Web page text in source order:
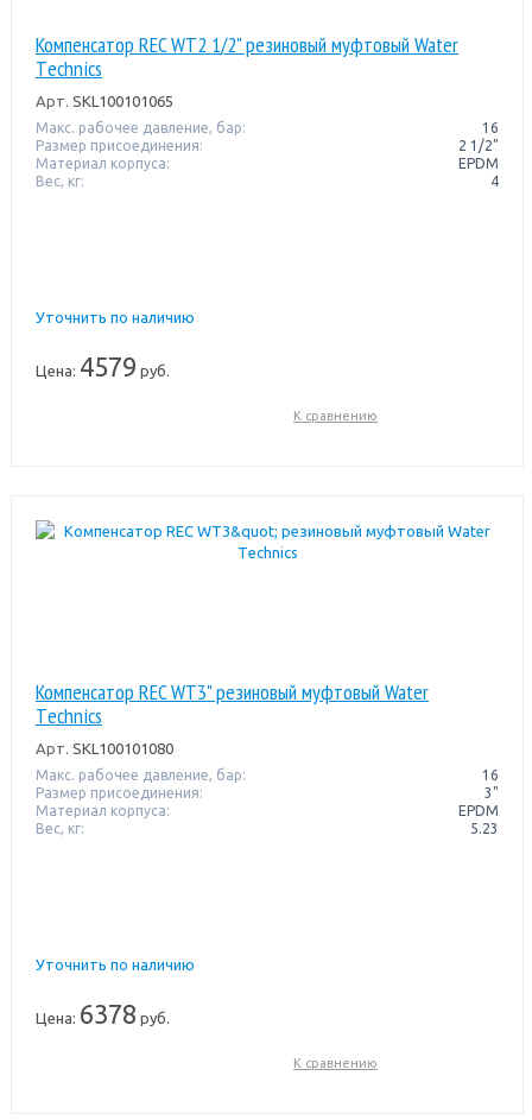
Компенсатор REC WT2 1/2" резиновый муфтовый Water
Тechnics
Арт. SKL100101065
Макс. рабочее давление, бар:
16
Размер присоединения:
2 1/2"
Материал корпуса:
EPDM
Вес, кг:
4
Уточнить по наличию
Цена: 4579 руб.
К сравнению
Компенсатор REC WT3" резиновый муфтовый Water
Тechnics
Арт. SKL100101080
Макс. рабочее давление, бар:
16
Размер присоединения:
3"
Материал корпуса:
EPDM
Вес, кг:
5.23
Уточнить по наличию
Цена: 6378 руб.
К сравнению